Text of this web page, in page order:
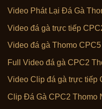
Video Phát Lại Đá Gà
Video đá gà trực tiếp
Video đá gà Thomo
Full Video đá gà CPC2
Video Clip đá gà trực tiếp
Clip Đá Gà CPC2 Thomo